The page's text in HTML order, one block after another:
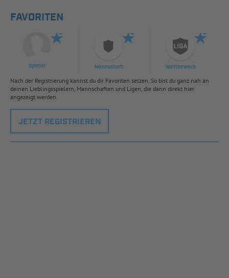
FAVORITEN
Spieler Mannschaft Wettbewerb
Nach der Registrierung kannst du dir Favoriten setzen. So bist du ganz nah an
deinen Lieblingsspielern, Mannschaften und Ligen, die dann direkt hier
angezeigt werden.
JETZT REGISTRIEREN